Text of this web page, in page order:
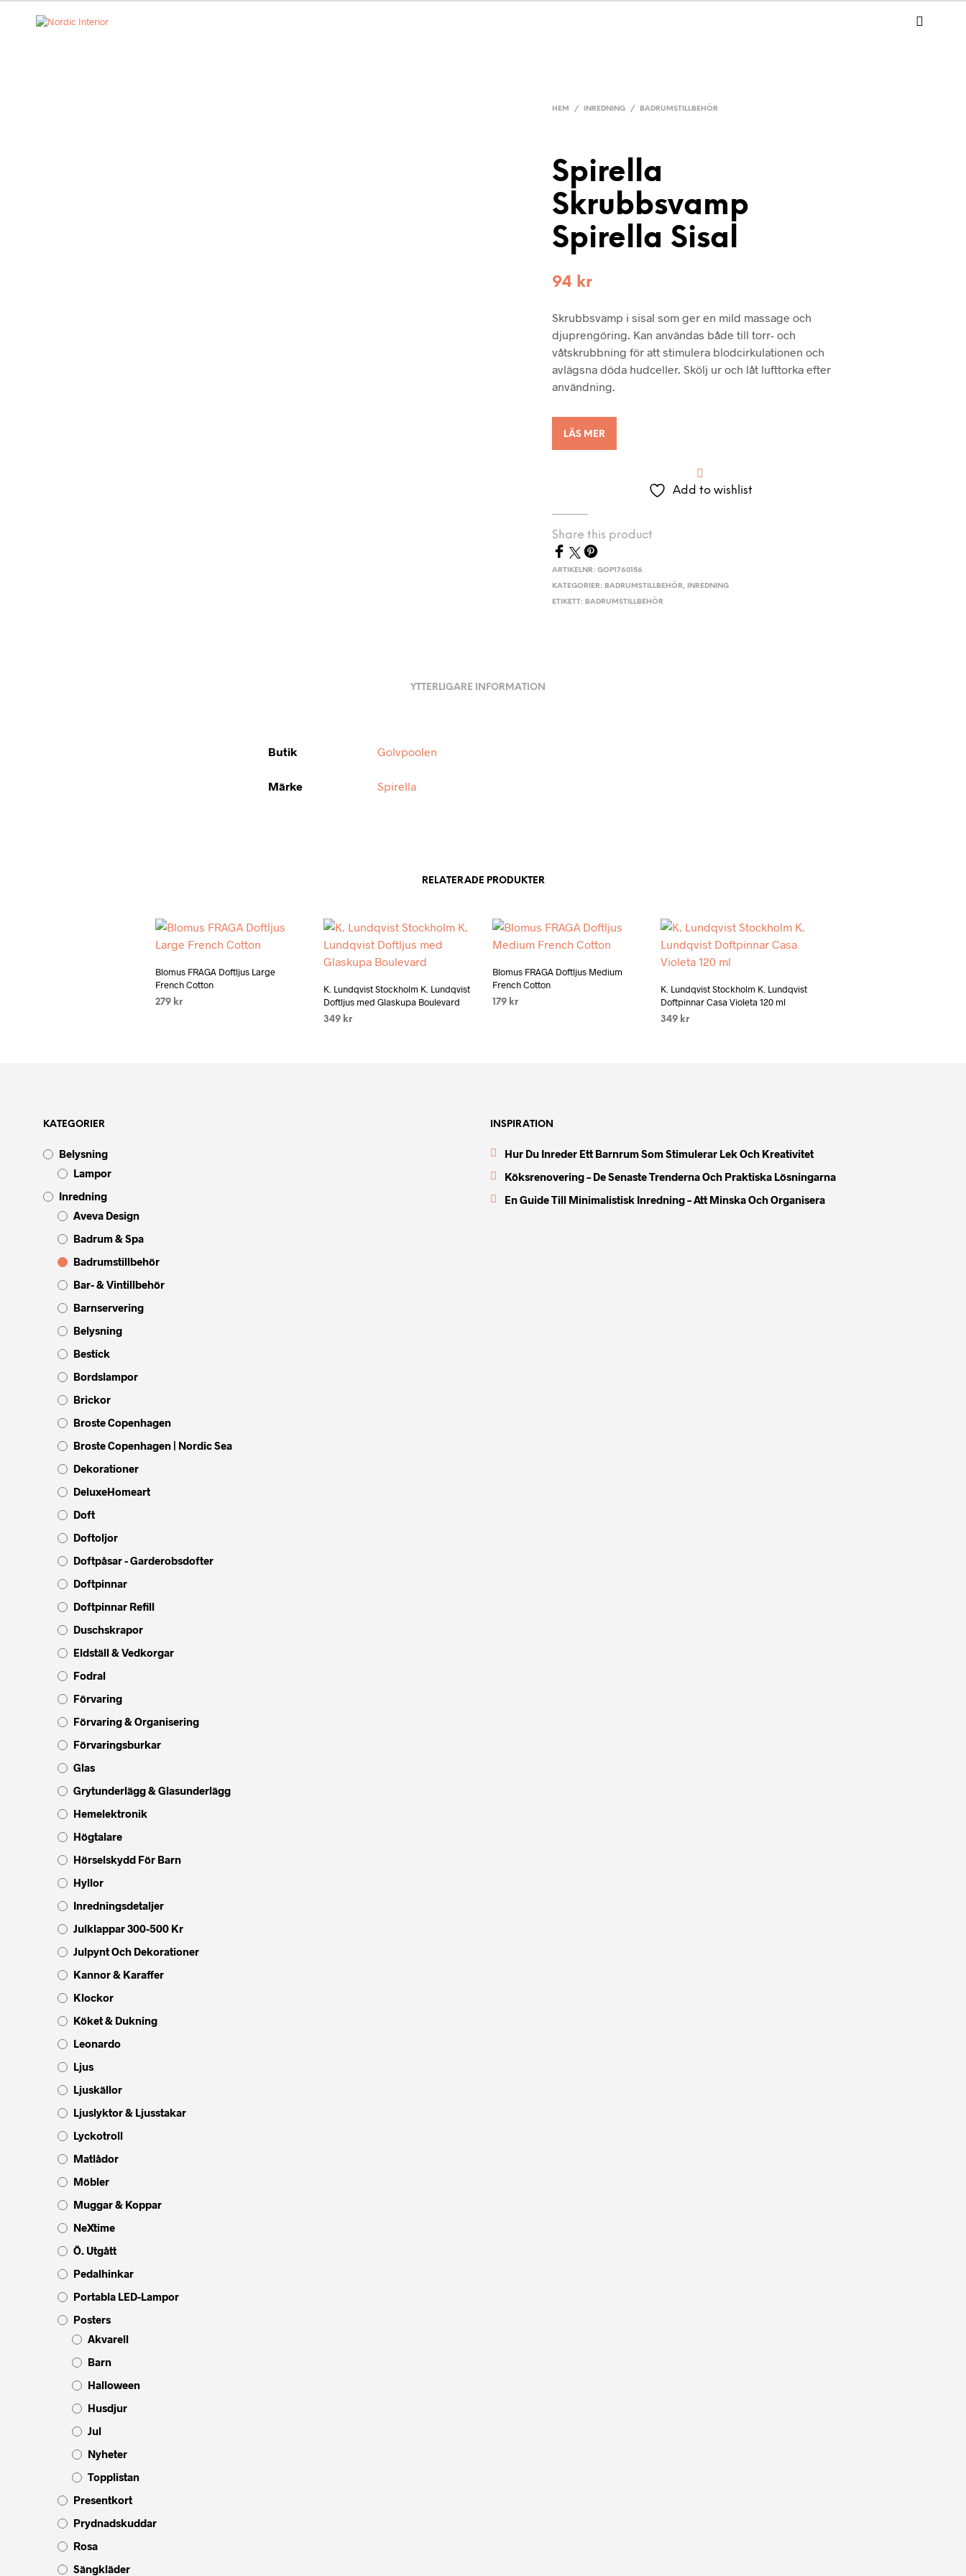
HEM / INREDNING / BADRUMSTILLBEHÖR
Spirella
Skrubbsvamp
Spirella Sisal
94 kr
Skrubbsvamp i sisal som ger en mild massage och
djuprengöring. Kan användas både till torr- och
våtskrubbning för att stimulera blodcirkulationen och
avlägsna döda hudceller. Skölj ur och låt lufttorka efter
användning.
LÄS MER
Add to wishlist
Share this product
ARTIKELNR:GOP1760156
KATEGORIER: BADRUMSTILLBEHÖR,
INREDNING
ETIKETT: BADRUMSTILLBEHÖR
YTTERLIGARE INFORMATION
Butik Golvpoolen
Märke Spirella
RELATERADE PRODUKTER
Add to wishlist
Blomus FRAGA Doftljus Large
French Cotton
279 kr
Add to wishlist
K. Lundqvist Stockholm K. Lundqvist
Doftljus med Glaskupa Boulevard
349 kr
Add to wishlist
Blomus FRAGA Doftljus Medium
French Cotton
179 kr
Add to wishlist
K. Lundqvist Stockholm K. Lundqvist
Doftpinnar Casa Violeta 120 ml
349 kr
KATEGORIER
Belysning
Lampor
Inredning
Aveva Design
Badrum & Spa
Badrumstillbehör
Bar- & Vintillbehör
Barnservering
Belysning
Bestick
Bordslampor
Brickor
Broste Copenhagen
Broste Copenhagen | Nordic Sea
Dekorationer
DeluxeHomeart
Doft
Doftoljor
Doftpåsar - Garderobsdofter
Doftpinnar
Doftpinnar Refill
Duschskrapor
Eldställ & Vedkorgar
Fodral
Förvaring
Förvaring & Organisering
Förvaringsburkar
Glas
Grytunderlägg & Glasunderlägg
Hemelektronik
Högtalare
Hörselskydd För Barn
Hyllor
Inredningsdetaljer
Julklappar 300-500 Kr
Julpynt Och Dekorationer
Kannor & Karaffer
Klockor
Köket & Dukning
Leonardo
Ljus
Ljuskällor
Ljuslyktor & Ljusstakar
Lyckotroll
Matlådor
Möbler
Muggar & Koppar
NeXtime
Ö. Utgått
Pedalhinkar
Portabla LED-Lampor
Posters
Akvarell
Barn
Halloween
Husdjur
Jul
Nyheter
Topplistan
Presentkort
Prydnadskuddar
Rosa
Sängkläder
INSPIRATION
Hur Du Inreder Ett Barnrum Som Stimulerar Lek Och Kreativitet
Köksrenovering – De Senaste Trenderna Och Praktiska Lösningarna
En Guide Till Minimalistisk Inredning – Att Minska Och Organisera